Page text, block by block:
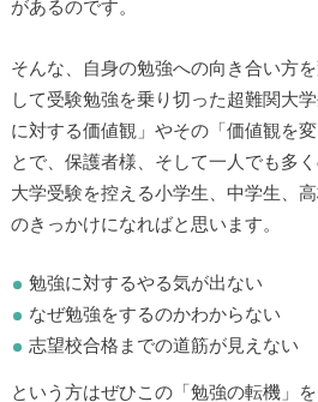
があるのです。
そんな、自身の勉強への向き合い方
して受験勉強を乗り切った超難関大
に対する価値観」やその「価値観を
とで、保護者様、そして一人でも多
大学受験を控える小学生、中学生、
のきっかけになればと思います。
勉強に対するやる気が出ない
なぜ勉強をするのかわからない
志望校合格までの道筋が見えない
という方はぜひこの「勉強の転機」